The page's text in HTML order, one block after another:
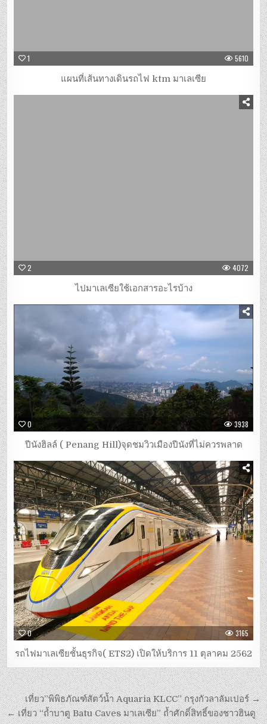
1 5610
แผนที่เส้นทางเดินรถไฟ ktm มาเลเซีย
2 4072
ไปมาเลเซียใช้เอกสารอะไรบ้าง
0 3938
ปีนังฮิลล์ ( Penang Hill)จุดชมวิวเมืองปีนังที่ไม่ควรพลาด
0 3165
รถไฟมาเลเซียชั้นธุรกิจ( ETS2) เปิดให้บริการ 11 ตุลาคม 2562
เที่ยว”พิพิธภัณฑ์สัตว์น้ำ Aquaria KLCC” กรุงกัวลาลัมเปอร์ →
← เที่ยว “ถ้ำบาตู Batu Caves มาเลเซีย” ถ้ำศักดิ์สิทธิ์ของชาวฮินดู